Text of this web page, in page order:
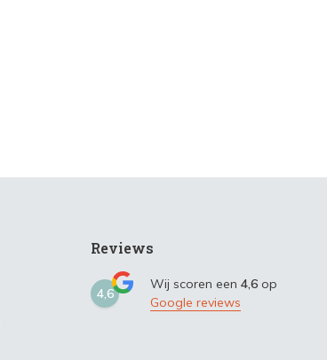
Reviews
4,6
Wij scoren een 4,6 op
Google reviews